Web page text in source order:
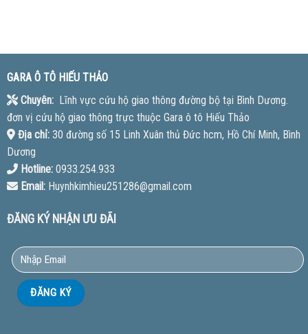
GARA Ô TÔ HIẾU THẢO
Chuyên:Lĩnh vực cứu hộ giao thông đường bộ tại Bình Dương.
đơn vị cứu hộ giao thông trực thuộc Gara ô tô Hiếu Thảo
Địa chỉ:30 đường số 15 Linh Xuân thủ Đức hcm, Hồ Chí Minh, Bình
Dương
Hotline:0933.254.933
Email:Huynhkimhieu251286@gmail.com
ĐĂNG KÝ NHẬN ƯU ĐÃI